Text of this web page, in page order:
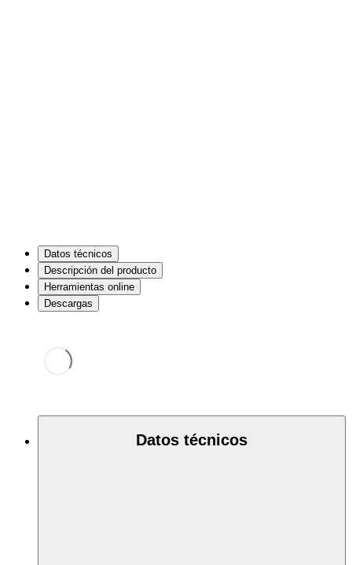
Datos técnicos
Descripción del producto
Herramientas online
Descargas
Datos técnicos